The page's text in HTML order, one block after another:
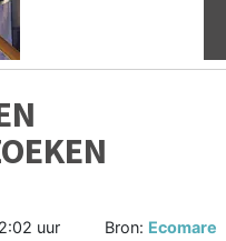
uur Bron: Ecomare